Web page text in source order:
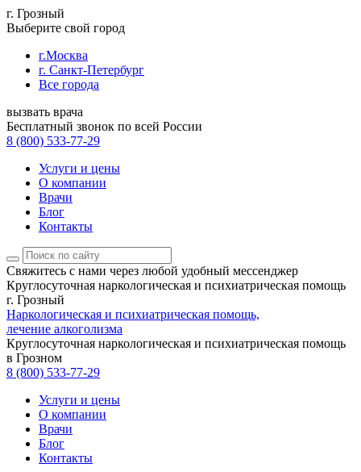
г. Грозный
Выберите свой город
г.Москва
г. Санкт-Петербург
Все города
вызвать врача
Бесплатный звонок по всей России
8 (800) 533-77-29
Услуги и цены
О компании
Врачи
Блог
Контакты
Свяжитесь с нами через любой удобный мессенджер
Круглосуточная наркологическая и психиатрическая помощь
г. Грозный
Наркологическая и психиатрическая помощь,
лечение алкоголизма
Круглосуточная наркологическая и психиатрическая помощь
в Грозном
8 (800) 533-77-29
Услуги и цены
О компании
Врачи
Блог
Контакты